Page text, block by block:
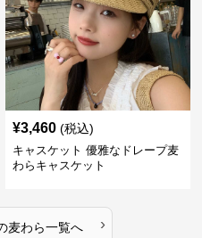
¥3,460 (税込)
キャスケット 優雅なドレープ麦
わらキャスケット
麦わら一覧へ ›